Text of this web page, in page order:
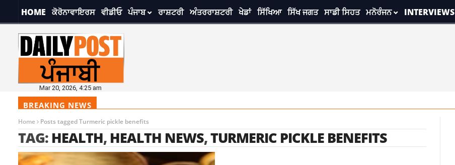
HOME ਕੋਰੋਨਾਵਾਇਰਸ ਵੀਡੀਓ ਪੰਜਾਬ ਰਾਸ਼ਟਰੀ ਅੰਤਰਰਾਸ਼ਟਰੀ ਖੇਡਾਂ ਸਿੱਖਿਆ ਸਿੱਖ ਜਗਤ ਸਾਡੀ ਸਿਹਤ ਮਨੋਰੰਜਨ INTERVIEWS
Mar 20, 2026, 4:25 am
BREAKING NEWS
Home Posts tagged Turmeric pickle benefits
TAG: HEALTH, HEALTH NEWS,TURMERIC PICKLE BENEFITS